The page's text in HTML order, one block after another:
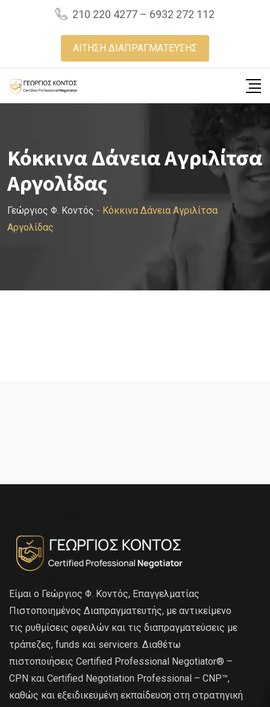
210 220 4277 – 6932 272 112
ΑΙΤΗΣΗ ΔΙΑΠΡΑΓΜΑΤΕΥΣΗΣ
Κόκκινα Δάνεια Αγριλίτσα
Αργολίδας
Γεώργιος Φ. Κοντός - Κόκκινα Δάνεια Αγριλίτσα
Αργολίδας
Είμαι ο Γεώργιος Φ. Κοντός, Επαγγελματίας
Πιστοποιημένος Διαπραγματευτής, με αντικείμενο
τις ρυθμίσεις οφειλών και τις διαπραγματεύσεις με
τράπεζες, funds και servicers. Διαθέτω
πιστοποιήσεις Certified Professional Negotiator® –
CPN και Certified Negotiation Professional – CNP™,
καθώς και εξειδικευμένη εκπαίδευση στη στρατηγική